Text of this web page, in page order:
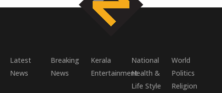
Latest
News
Breaking
News
Kerala National
World
EntertainmentHealth &
Life Style
Politics
Religion